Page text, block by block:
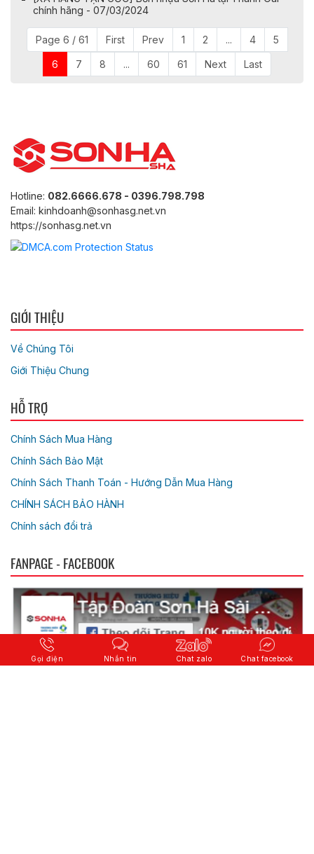
chính hãng - 07/03/2024
Page 6 / 61 First Prev 1 2 ... 4 5
6 7 8 ... 60 61 Next Last
Hotline: 082.6666.678 - 0396.798.798
Email: kinhdoanh@sonhasg.net.vn
https://sonhasg.net.vn
GIỚI THIỆU
Về Chúng Tôi
Giới Thiệu Chung
HỖ TRỢ
Chính Sách Mua Hàng
Chính Sách Bảo Mật
Chính Sách Thanh Toán - Hướng Dẫn Mua Hàng
CHÍNH SÁCH BẢO HÀNH
Chính sách đổi trả
FANPAGE - FACEBOOK
Gọi điện Nhắn tin Chat zalo Chat facebook